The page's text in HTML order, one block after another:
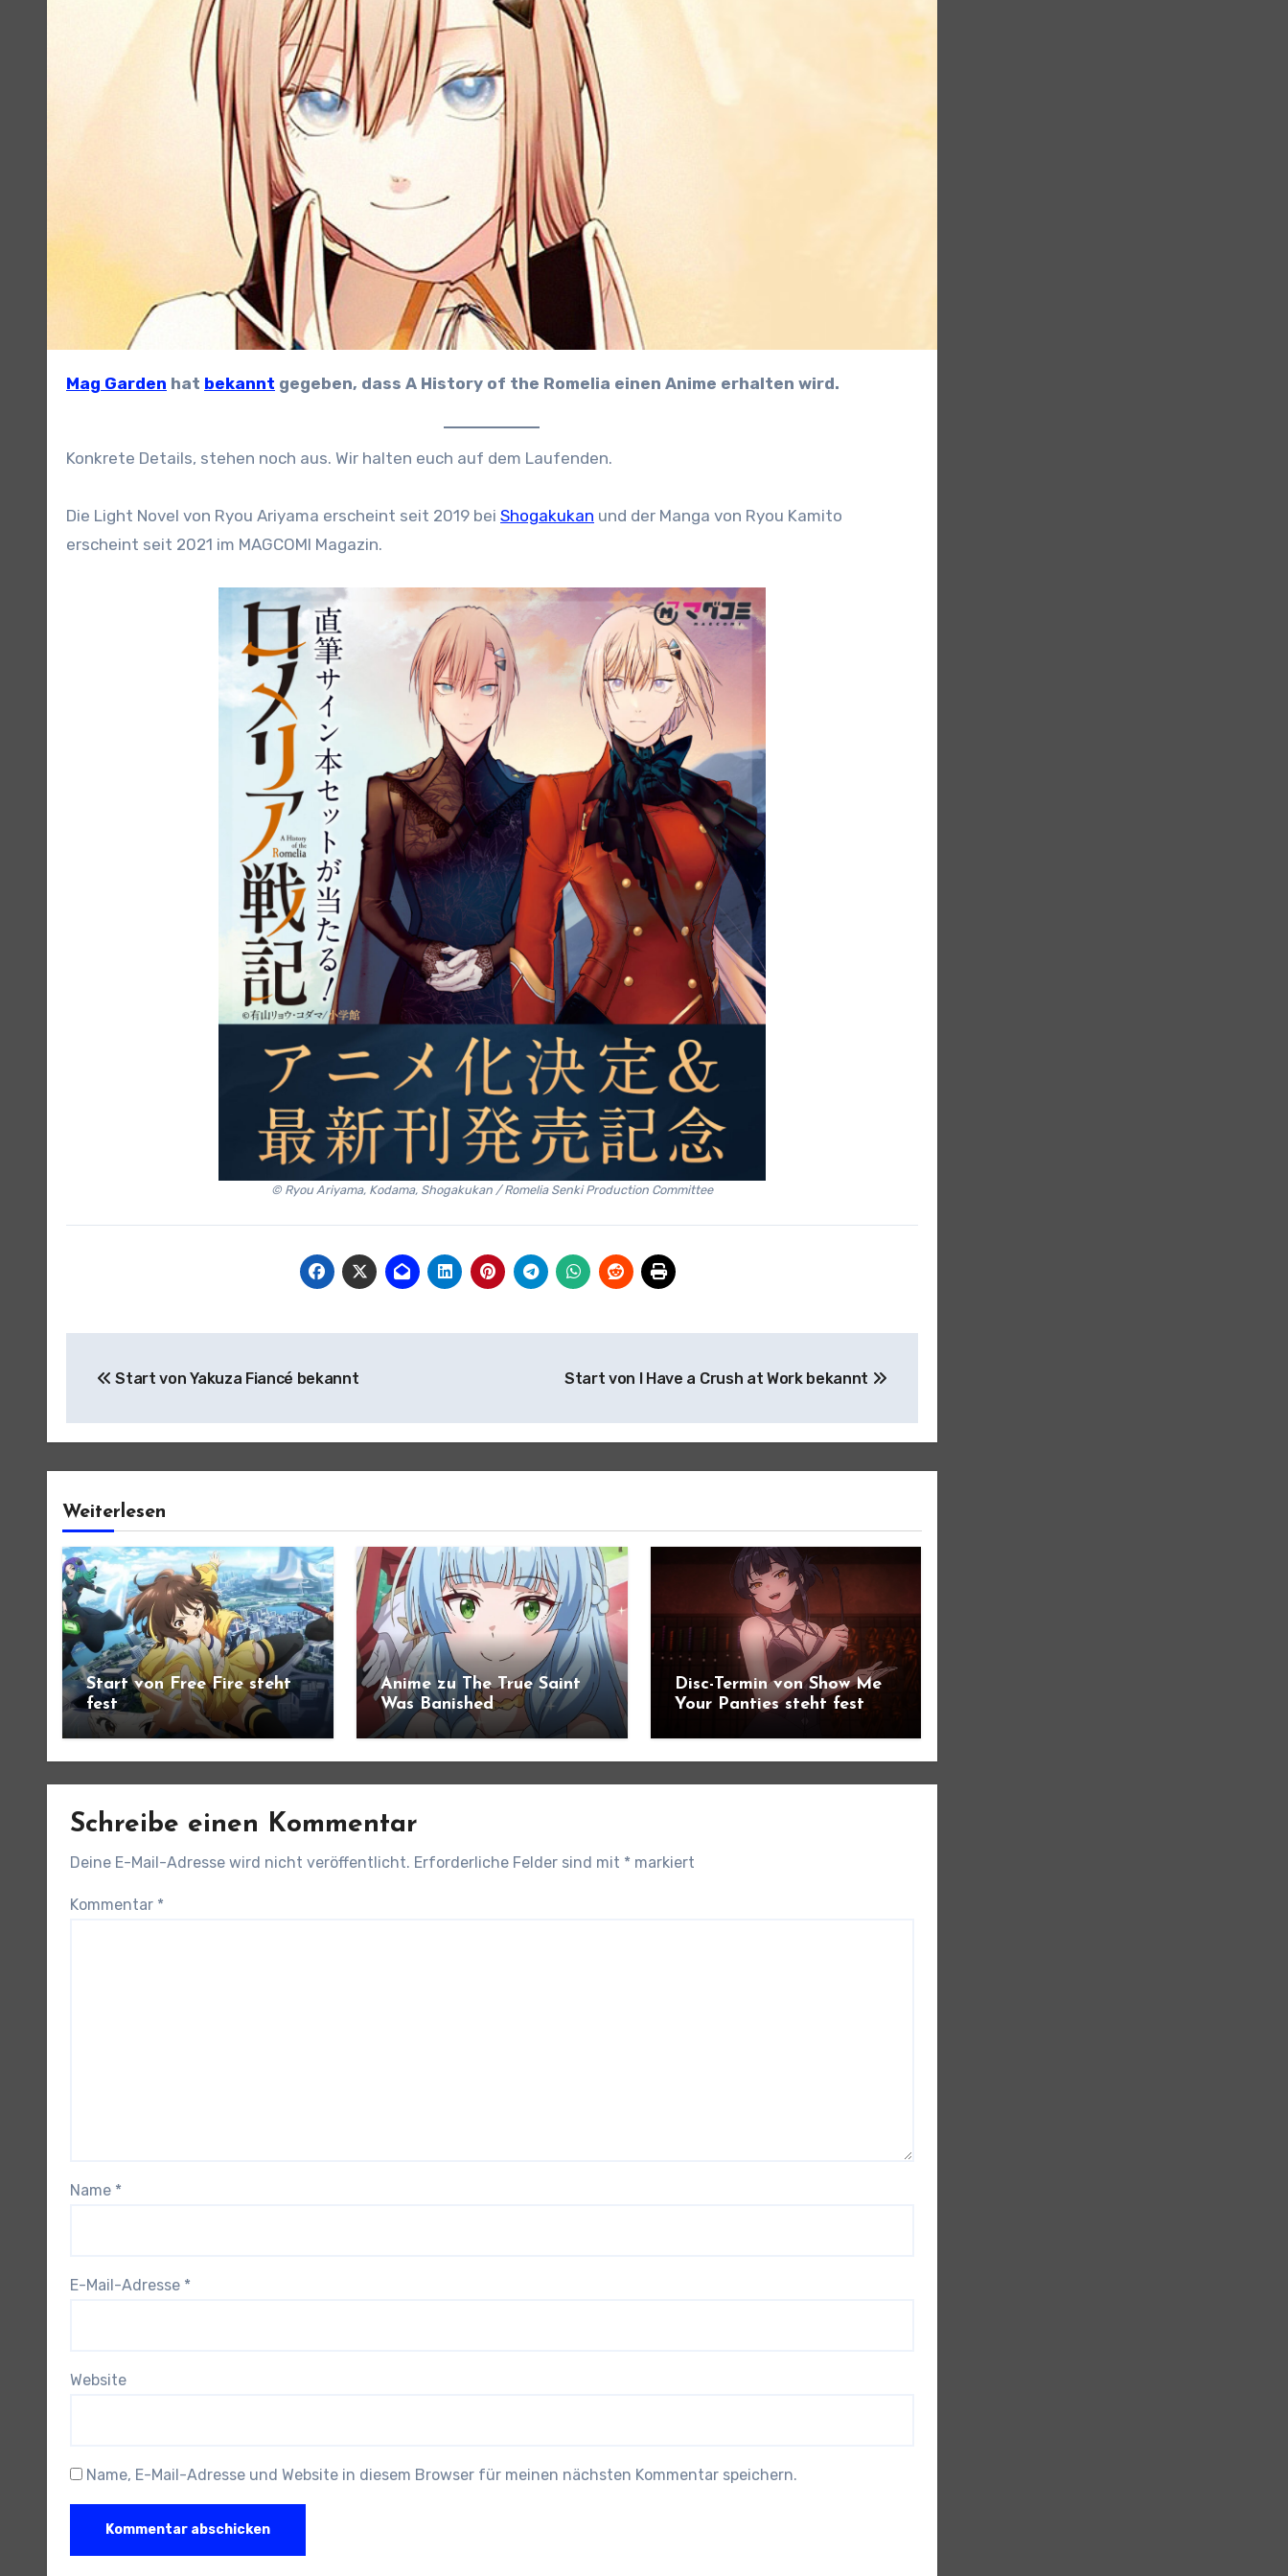
Mag Garden hat bekannt gegeben, dass A History of the Romelia einen Anime erhalten wird.
Konkrete Details, stehen noch aus. Wir halten euch auf dem Laufenden.
Die Light Novel von Ryou Ariyama erscheint seit 2019 bei Shogakukan und der Manga von Ryou Kamito
erscheint seit 2021 im MAGCOMI Magazin.
© Ryou Ariyama, Kodama, Shogakukan / Romelia Senki Production Committee
Start von Yakuza Fiancé bekannt Start von I Have a Crush at Work bekannt
Weiterlesen
Start von Free Fire steht
fest
Anime zu The True Saint
Was Banished
angekündigt
Disc-Termin von Show Me
Your Panties steht fest
Schreibe einen Kommentar
Deine E-Mail-Adresse wird nicht veröffentlicht. Erforderliche Felder sind mit * markiert
Kommentar *
Name *
E-Mail-Adresse *
Website
Name, E-Mail-Adresse und Website in diesem Browser für meinen nächsten Kommentar speichern.